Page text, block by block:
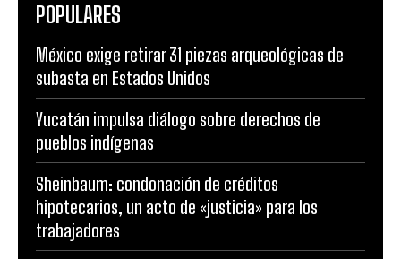
POPULARES
México exige retirar 31 piezas arqueológicas de
subasta en Estados Unidos
Yucatán impulsa diálogo sobre derechos de
pueblos indígenas
Sheinbaum: condonación de créditos
hipotecarios, un acto de «justicia» para los
trabajadores